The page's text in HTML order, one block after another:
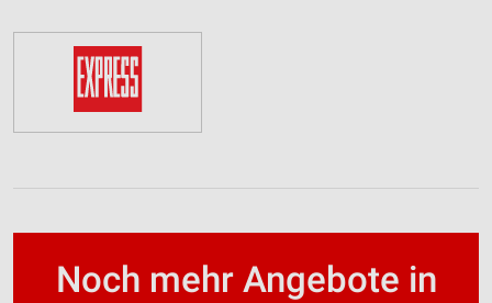
Noch mehr Angebote in